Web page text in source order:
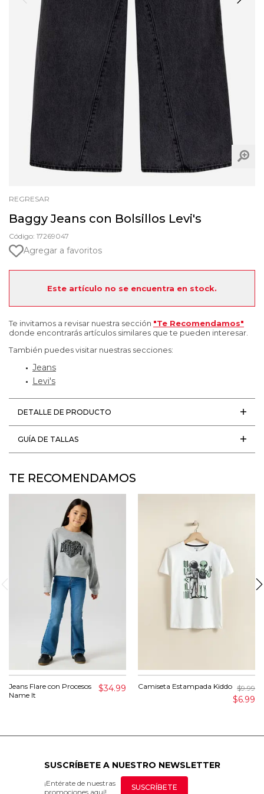
REGRESAR
Baggy Jeans con Bolsillos Levi's
Código: 17269047
Agregar a favoritos
Este artículo no se encuentra en stock.
Te invitamos a revisar nuestra sección "Te Recomendamos"
donde encontrarás artículos similares que te pueden interesar.
También puedes visitar nuestras secciones:
Jeans
Levi's
DETALLE DE PRODUCTO
GUÍA DE TALLAS
TE RECOMENDAMOS
Jeans Flare con Procesos
Name It
$34.99 Camiseta Estampada Kiddo $9.99
$6.99
SUSCRÍBETE A NUESTRO NEWSLETTER
¡Entérate de nuestras
promociones aquí!
SUSCRÍBETE